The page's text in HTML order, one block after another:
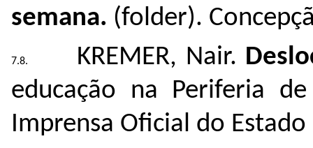
semana. (folder).
KREMER, Nair.
educação na Periferia de
Imprensa Oficial do